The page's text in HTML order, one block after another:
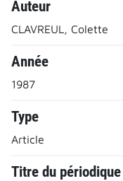
Auteur
CLAVREUL, Colette
Année
1987
Type
Article
Titre du périodique